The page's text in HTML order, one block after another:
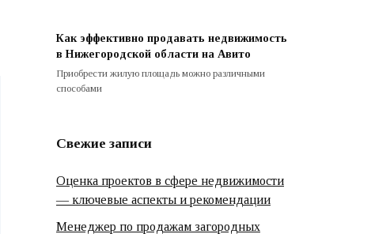
Как эффективно продавать недвижимость
в Нижегородской области на Авито
Приобрести жилую площадь можно различными
способами
Свежие записи
Оценка проектов в сфере недвижимости
— ключевые аспекты и рекомендации
Менеджер по продажам загородных